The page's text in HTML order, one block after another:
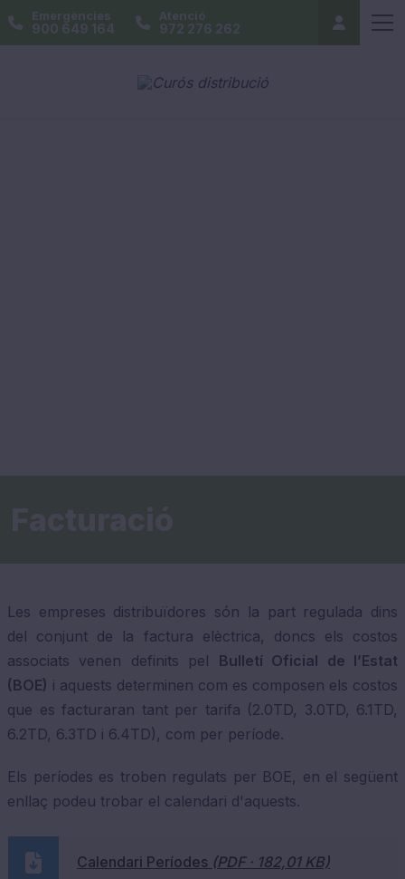
Emergències
900 649 164
Atenció
972 276 262
Les empreses distribuïdores són la part regulada dins
del conjunt de la factura elèctrica, doncs els costos
associats venen definits pel Bulletí Oficial de l’Estat
(BOE) i aquests determinen com es composen els costos
que es facturaran tant per tarifa (2.0TD, 3.0TD, 6.1TD,
6.2TD, 6.3TD i 6.4TD), com per període.
Els períodes es troben regulats per BOE, en el següent
enllaç podeu trobar el calendari d'aquests.
Calendari Períodes (PDF · 182,01 KB)